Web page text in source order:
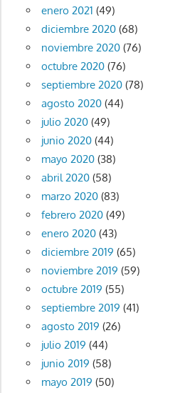
enero 2021 (49)
diciembre 2020(68)
noviembre 2020(76)
octubre 2020(76)
septiembre 2020(78)
agosto 2020(44)
julio 2020(49)
junio 2020(44)
mayo 2020(38)
abril 2020(58)
marzo 2020(83)
febrero 2020(49)
enero 2020(43)
diciembre 2019 (65)
noviembre 2019 (59)
octubre 2019 (55)
septiembre 2019 (41)
agosto 2019 (26)
julio 2019 (44)
junio 2019 (58)
mayo 2019 (50)